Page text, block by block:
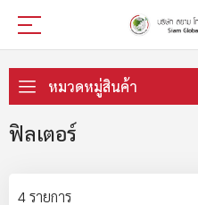
ไป
ที่
หมวดหมู่สินค้า
ฟิลเตอร์
4รายการ